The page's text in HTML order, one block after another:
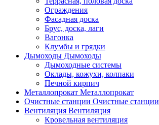
Ограждения
Фасадная доска
Брус, доска, лаги
Вагонка
Клумбы и грядки
Дымоходы Дымоходы
Дымоходные системы
Оклады, кожухи, колпаки
Печной кирпич
Металлопрокат Металлопрокат
Очистные станции Очистные станции
Вентиляция Вентиляция
Кровельная вентиляция